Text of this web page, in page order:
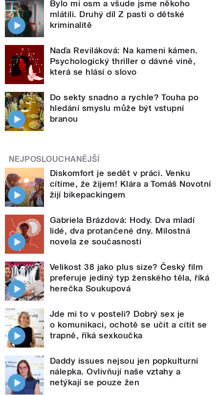
Bylo mi osm a všude jsme někoho
mlátili. Druhý díl Z pasti o dětské
kriminalitě
Naďa Reviláková: Na kameni kámen.
Psychologický thriller o dávné vině,
která se hlásí o slovo
Do sekty snadno a rychle? Touha po
hledání smyslu může být vstupní
branou
NEJPOSLOUCHANĚJŠÍ
Diskomfort je sedět v práci. Venku
cítíme, že žijem! Klára a Tomáš Novotní
žijí bikepackingem
Gabriela Brázdová: Hody. Dva mladí
lidé, dva protančené dny. Milostná
novela ze současnosti
Velikost 38 jako plus size? Český film
preferuje jediný typ ženského těla, říká
herečka Soukupová
Jde mi to v posteli? Dobrý sex je
o komunikaci, ochotě se učit a cítit se
trapně, říká sexkoučka
Daddy issues nejsou jen popkulturní
nálepka. Ovlivňují naše vztahy a
netýkají se pouze žen